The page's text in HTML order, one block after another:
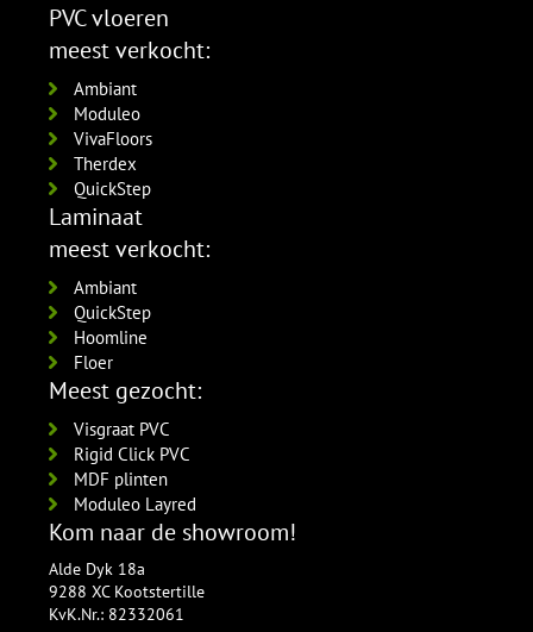
PVC vloeren
meest verkocht:
Ambiant
Moduleo
VivaFloors
Therdex
QuickStep
Laminaat
meest verkocht:
Ambiant
QuickStep
Hoomline
Floer
Meest gezocht:
Visgraat PVC
Rigid Click PVC
MDF plinten
Moduleo Layred
Kom naar de showroom!
Alde Dyk 18a
9288 XC Kootstertille
KvK.Nr.: 82332061